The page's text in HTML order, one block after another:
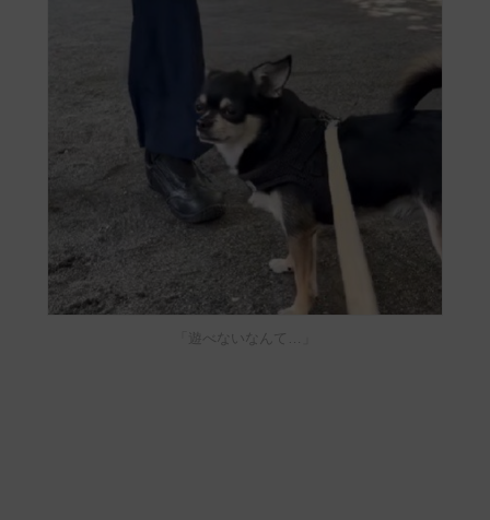
「遊べないなんて…」